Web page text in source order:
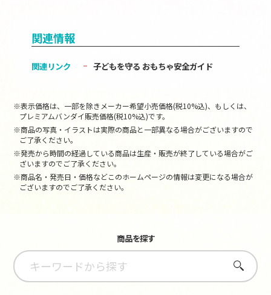
関連情報
関連リンク 子どもを守る おもちゃ安全ガイド
※表示価格は、一部を除きメーカー希望小売価格(税10%込)、もしくは、
プレミアムバンダイ販売価格(税10%込)です。
※商品の写真・イラストは実際の商品と一部異なる場合がございますので
ご了承ください。
※発売から時間の経過している商品は生産・販売が終了している場合がご
ざいますのでご了承ください。
※商品名・発売日・価格などこのホームページの情報は変更になる場合が
ございますのでご了承ください。
商品を探す
さがす